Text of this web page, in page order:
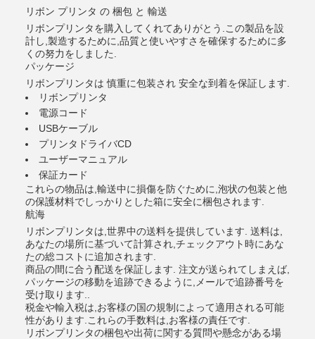
リボン プリンタ の 梱包 と 輸送
リボンプリンタを購入してくれてありがとう.この製品を設
計し,製造するために,品質と使いやすさを確保するために多
くの努力をしました.
パッケージ
リボンプリンタは 慎重に包装され 安全な到着を保証します.
リボンプリンタ
電源コード
USBケーブル
プリンタドライバCD
ユーザーマニュアル
保証カード
これらの物品は,輸送中に損傷を防ぐために,泡状の包装と他
の保護材料でしっかりとした箱に安全に梱包されます.
航海
リボンプリンタは,世界中の送料を提供しています. 送料は,
あなたの場所に基づいて計算され,チェックアウト時にあな
たの総コストに追加されます.
商品の間に合う配送を保証します. 注文が送られてしまえば,
パッケージの移動を追跡できるように,メールで追跡番号を
受け取ります..
税金や輸入税は,お客様の国の規制によって適用される可能
性があります.これらの手数料は,お客様の責任です.
リボンプリンタの梱包や出荷に関する質問や懸念がある場